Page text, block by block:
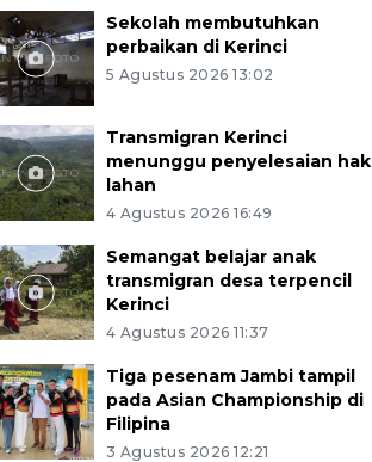
Sekolah membutuhkan
perbaikan di Kerinci
5 Agustus 2026 13:02
Transmigran Kerinci
menunggu penyelesaian hak
lahan
4 Agustus 2026 16:49
Semangat belajar anak
transmigran desa terpencil
Kerinci
4 Agustus 2026 11:37
Tiga pesenam Jambi tampil
pada Asian Championship di
Filipina
3 Agustus 2026 12:21